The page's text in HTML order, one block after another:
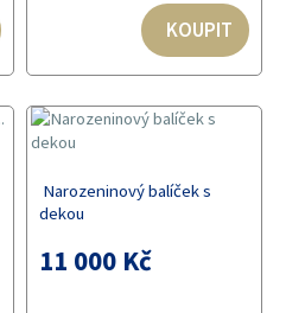
KOUPIT
Narozeninový balíček s
dekou
11 000 Kč